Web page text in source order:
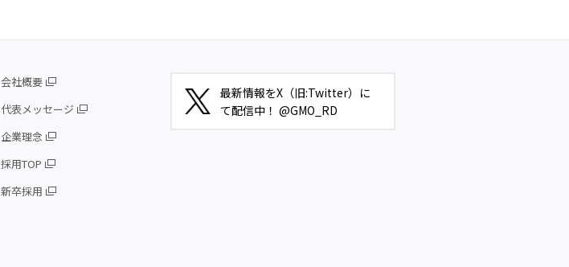
会社概要
代表メッセージ
企業理念
採用TOP
新卒採用
最新情報をX（旧:Twitter）に
て配信中！ @GMO_RD